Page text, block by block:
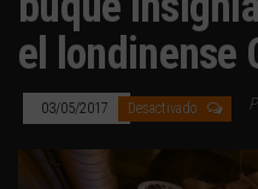
el londinense
03/05/2017 Desactivado